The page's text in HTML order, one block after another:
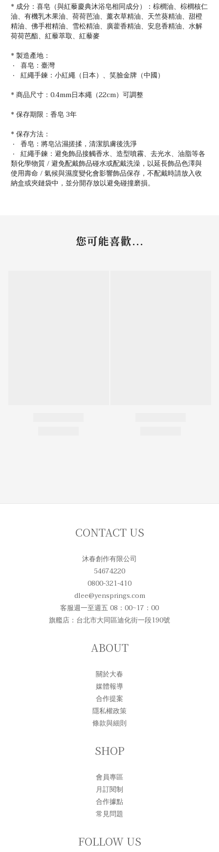
* 成分：喜皂（與紅藜慶典沐浴皂相同成分）：棕櫚油、棕櫚核仁
油、有機乳木果油、荷荷芭油、薰衣草精油、天竺葵精油、甜橙
精油、佛手柑精油、雪松精油、廣藿香精油、安息香精油、水解
荷荷芭酯、紅藜萃取、紅藜麥
* 製造產地：
‧ 喜皂：臺灣
‧ 紅繩手鍊：小紅繩（日本）、笑臉金牌（中國）
* 商品尺寸：0.4mm日本繩（22cm）可調整
* 保存期限：香皂 3年
* 保存方法：
‧ 香皂：將皂沾濕搓揉，清潔肌膚後洗淨
‧ 紅繩手鍊：避免飾品接觸香水、造型噴霧、去光水、油脂等各
類化學物質 / 避免配戴飾品碰水或配戴洗澡，以延長飾品色澤與
使用壽命 / 氣候與濕度變化會影響飾品保存，不配戴時請放入收
納盒或夾鏈袋中，並分開存放以避免碰撞磨損。
您可能喜歡...
CONTACT US
沐春創作有限公司
54674220
0800-321-410
dlee@yensprings.com
客服週一至週五 08：00~17：00
旗艦店：台北市大同區迪化街一段190號
ABOUT
關於大春
媒體報導
合作提案
隱私權政策
條款與細則
SHOP
會員專區
月訂閱制
合作據點
常見問題
FOLLOW US